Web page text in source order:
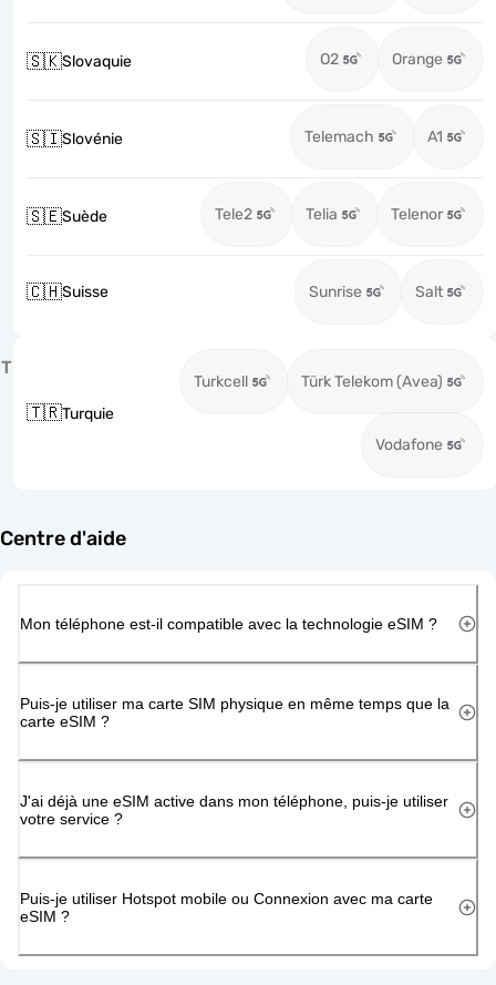
🇸🇰Slovaquie O2 Orange
🇸🇮Slovénie Telemach A1
🇸🇪Suède Tele2 Telia Telenor
🇨🇭Suisse Sunrise Salt
T
🇹🇷Turquie
Turkcell Türk Telekom (Avea)
Vodafone
Centre d'aide
Mon téléphone est-il compatible avec la technologie eSIM ?
Puis-je utiliser ma carte SIM physique en même temps que la
carte eSIM ?
J'ai déjà une eSIM active dans mon téléphone, puis-je utiliser
votre service ?
Puis-je utiliser Hotspot mobile ou Connexion avec ma carte
eSIM ?